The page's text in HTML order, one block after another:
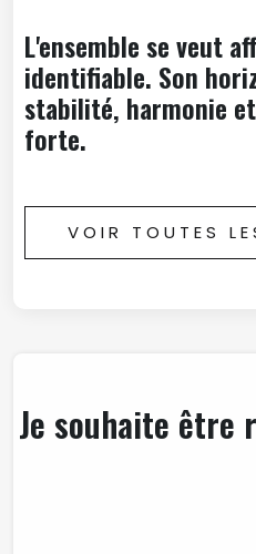
L'ensemble se veut
identifiable. Son
stabilité, harmonie
forte.
VOIR TOUTES
Je souhaite être